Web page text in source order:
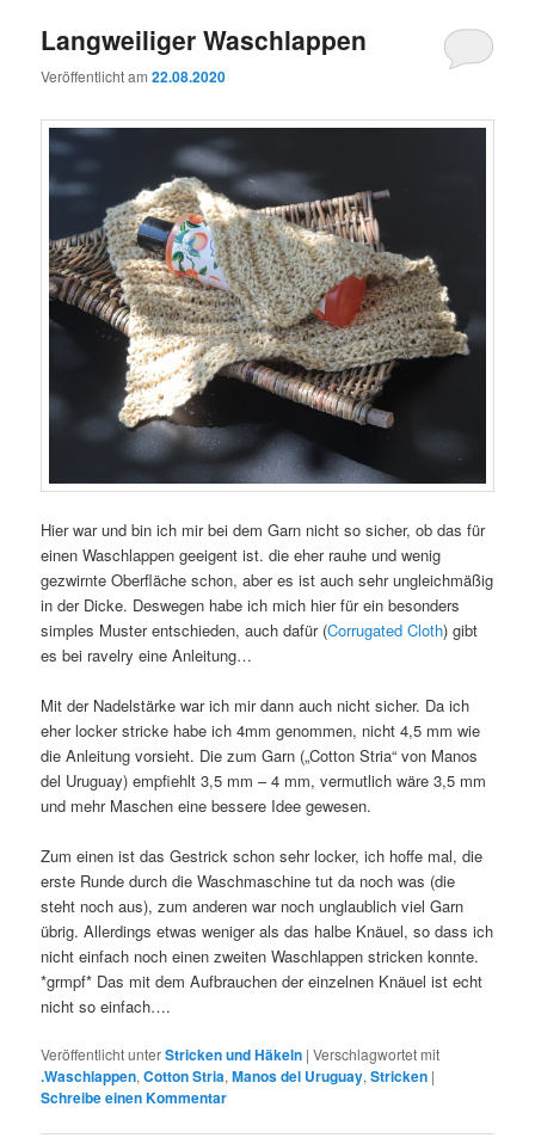
Langweiliger Waschlappen
Veröffentlicht am22.08.2020
Hier war und bin ich mir bei dem Garn nicht so sicher, ob das für
einen Waschlappen geeigent ist. die eher rauhe und wenig
gezwirnte Oberfläche schon, aber es ist auch sehr ungleichmäßig
in der Dicke. Deswegen habe ich mich hier für ein besonders
simples Muster entschieden, auch dafür (Corrugated Cloth) gibt
es bei ravelry eine Anleitung…
Mit der Nadelstärke war ich mir dann auch nicht sicher. Da ich
eher locker stricke habe ich 4mm genommen, nicht 4,5 mm wie
die Anleitung vorsieht. Die zum Garn („Cotton Stria“ von Manos
del Uruguay) empfiehlt 3,5 mm – 4 mm, vermutlich wäre 3,5 mm
und mehr Maschen eine bessere Idee gewesen.
Zum einen ist das Gestrick schon sehr locker, ich hoffe mal, die
erste Runde durch die Waschmaschine tut da noch was (die
steht noch aus), zum anderen war noch unglaublich viel Garn
übrig. Allerdings etwas weniger als das halbe Knäuel, so dass ich
nicht einfach noch einen zweiten Waschlappen stricken konnte.
*grmpf* Das mit dem Aufbrauchen der einzelnen Knäuel ist echt
nicht so einfach….
Veröffentlicht unterStricken und Häkeln |Verschlagwortet mit
.Waschlappen,Cotton Stria,Manos del Uruguay,Stricken |
Schreibe einen Kommentar